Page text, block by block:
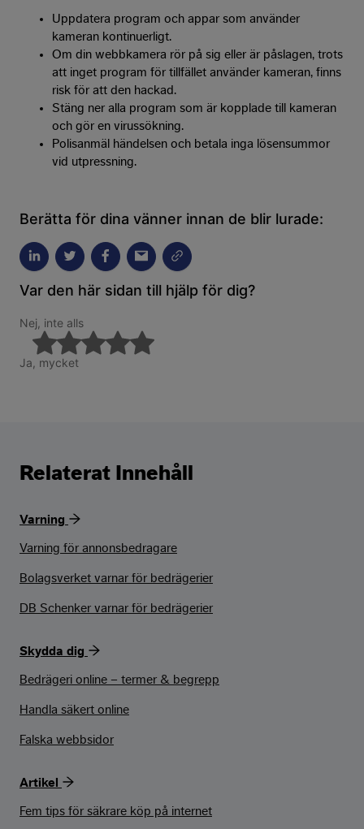
Uppdatera program och appar som använder
kameran kontinuerligt.
Om din webbkamera rör på sig eller är påslagen, trots
att inget program för tillfället använder kameran, finns
risk för att den hackad.
Stäng ner alla program som är kopplade till kameran
och gör en virussökning.
Polisanmäl händelsen och betala inga lösensummor
vid utpressning.
Berätta för dina vänner innan de blir lurade:
Var den här sidan till hjälp för dig?
Nej, inte alls
Ja, mycket
Relaterat Innehåll
Varning
Varning för annonsbedragare
Bolagsverket varnar för bedrägerier
DB Schenker varnar för bedrägerier
Skydda dig
Bedrägeri online – termer & begrepp
Handla säkert online
Falska webbsidor
Artikel
Fem tips för säkrare köp på internet